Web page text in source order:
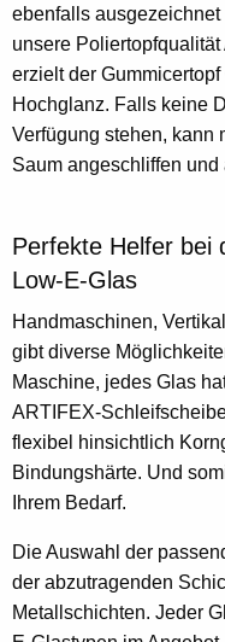
ebenfalls
unsere
erzielt der
Hochglanz. Falls keine
Verfügung stehen, kann
Saum angeschliffen
Perfekte Helfer bei
Low-E-Glas
Handmaschinen,
gibt diverse
Maschine, jedes Glas
ARTIFEX-
flexibel hinsichtlich
Bindungshärte. Und
Ihrem Bedarf.
Die Auswahl der
der abzutragenden
Metallschichten. Jeder